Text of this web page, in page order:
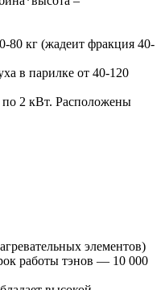
80 кг (жадеит фракция 40-
в парилке от 40-120
2 кВт. Расположены
элементов)
работы тэнов — 10 000